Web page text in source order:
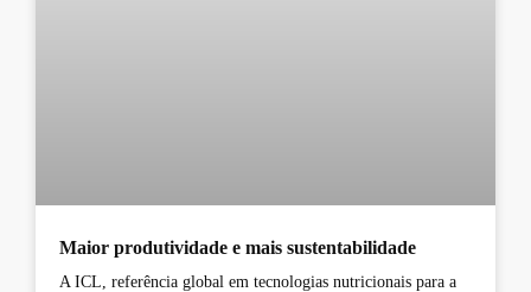
Maior produtividade e mais sustentabilidade
A ICL, referência global em tecnologias nutricionais para a